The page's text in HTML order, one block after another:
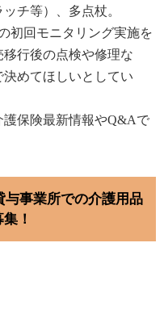
チ等）、多点杖。
初回モニタリング実施を
行後の点検や修理な
めてほしいとしてい
保険最新情報やQ&Aで
与事業所での介護用品
！